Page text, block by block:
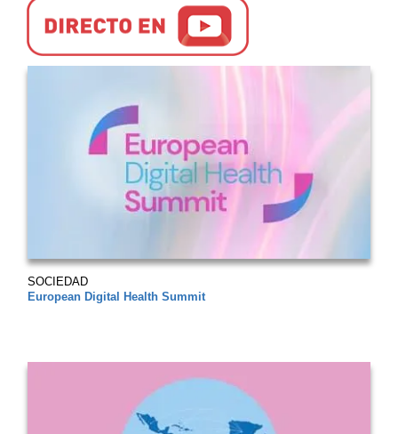
SOCIEDAD
European Digital Health Summit